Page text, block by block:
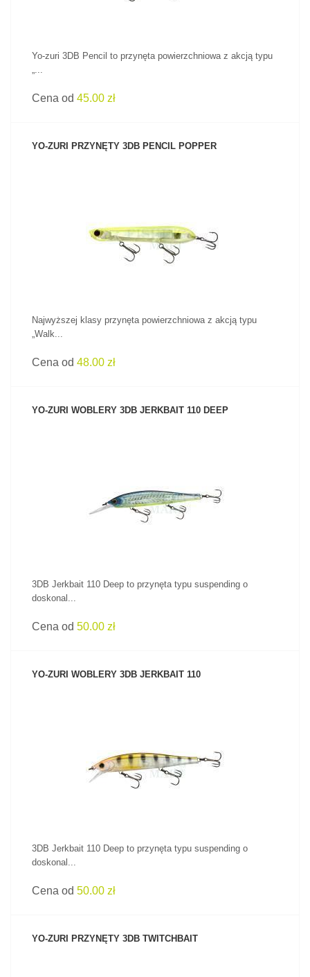
Yo-zuri 3DB Pencil to przynęta powierzchniowa z akcją typu
„...
Cena od 45.00 zł
YO-ZURI PRZYNĘTY 3DB PENCIL POPPER
Najwyższej klasy przynęta powierzchniowa z akcją typu
„Walk...
Cena od 48.00 zł
YO-ZURI WOBLERY 3DB JERKBAIT 110 DEEP
3DB Jerkbait 110 Deep to przynęta typu suspending o
doskonal...
Cena od 50.00 zł
YO-ZURI WOBLERY 3DB JERKBAIT 110
3DB Jerkbait 110 Deep to przynęta typu suspending o
doskonal...
Cena od 50.00 zł
YO-ZURI PRZYNĘTY 3DB TWITCHBAIT